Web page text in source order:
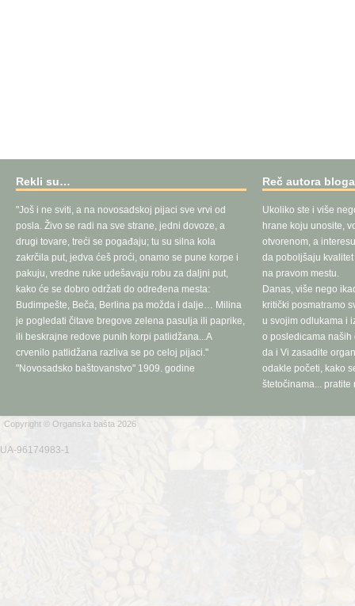
Rekli su…
"Još i ne sviti, a na novosadskoj pijaci sve vrvi od
posla. Živo se radi na sve strane, jedni dovoze, a
drugi tovare, treći se pogađaju; tu su silna kola
zakrčila put, jedva ćeš proći, onamo se pune korpe i
pakuju, vredne ruke udešavaju robu za daljni put,
kako će se dobro održati do određena mesta:
Budimpešte, Beča, Berlina pa možda i dalje… Milina
je pogledati čitave bregove zelena pasulja ili paprike,
ili beskrajne redove punih korpi patlidžana...A
crvenilo patlidžana razliva se po celoj pijaci."
"Novosadsko baštovanstvo" 1909. godine
Reč autora
Ukoliko ste i više
hrane koju unosite,
otvorenom, a
da poboljšaju
na pravom mestu.
Danas, više nego
kritički posmatramo
u svojim odlukama i
o posledicama naših
da i Vi zasadite
odakle početi, kako
štetočinama... pratite
Copyright © Organska bašta 2026
UA-96174983-1